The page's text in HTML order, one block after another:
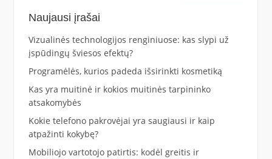
Naujausi įrašai
Vizualinės technologijos renginiuose: kas slypi už
įspūdingų šviesos efektų?
Programėlės, kurios padeda išsirinkti kosmetiką
Kas yra muitinė ir kokios muitinės tarpininko
atsakomybės
Kokie telefono pakrovėjai yra saugiausi ir kaip
atpažinti kokybę?
Mobiliojo vartotojo patirtis: kodėl greitis ir